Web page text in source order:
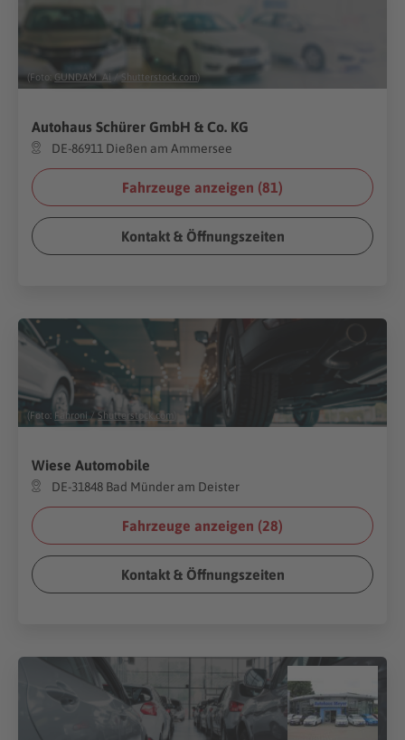
(Foto: GUNDAM_Ai / Shutterstock.com)
Autohaus Schürer GmbH & Co. KG
DE-86911 Dießen am Ammersee
Fahrzeuge anzeigen (81)
Kontakt & Öffnungszeiten
(Foto: Fahroni / Shutterstock.com
Wiese Automobile
DE-31848 Bad Münder am Deister
Fahrzeuge anzeigen (28)
Kontakt & Öffnungszeiten